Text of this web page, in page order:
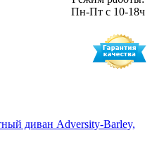
Пн-Пт с 10-18ч